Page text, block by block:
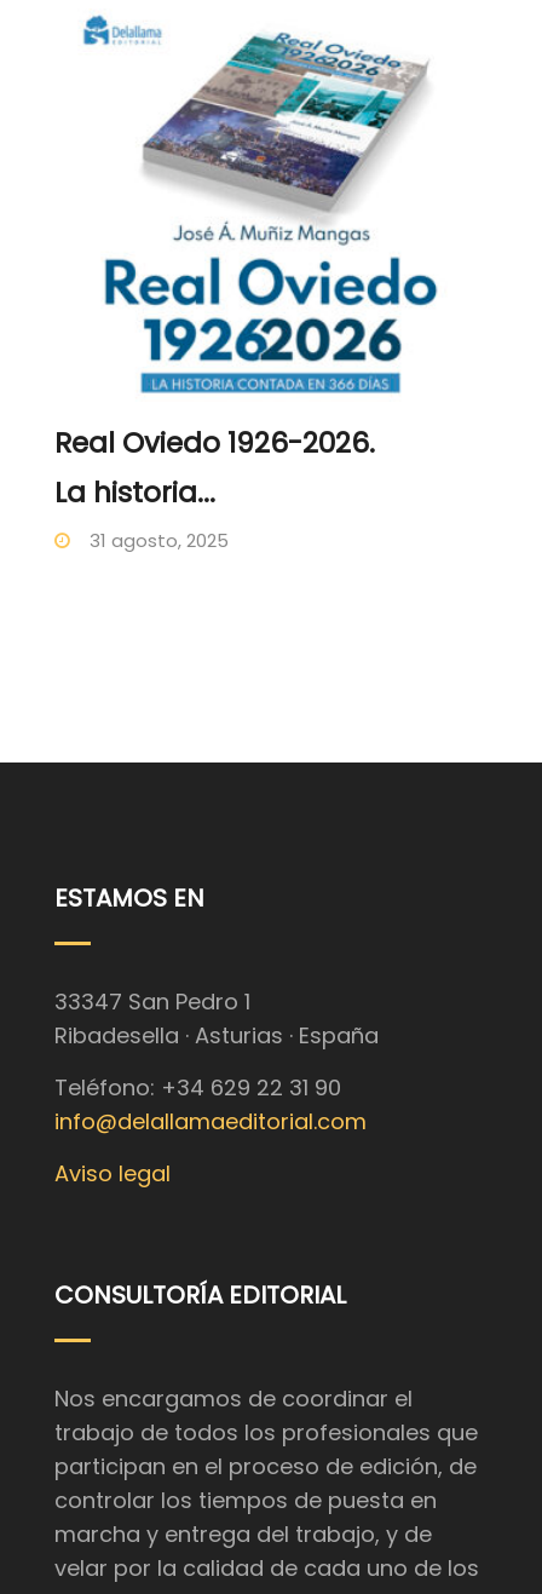
Real Oviedo 1926-2026.
La historia...
31 agosto, 2025
ESTAMOS EN
33347 San Pedro 1
Ribadesella · Asturias · España
Teléfono: +34 629 22 31 90
info@delallamaeditorial.com
Aviso legal
CONSULTORÍA EDITORIAL
Nos encargamos de coordinar el
trabajo de todos los profesionales que
participan en el proceso de edición, de
controlar los tiempos de puesta en
marcha y entrega del trabajo, y de
velar por la calidad de cada uno de los